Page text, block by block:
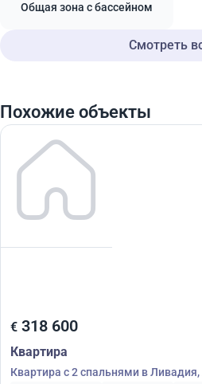
Общая зона с бассейном
Смотреть
Похожие объекты
€ 318 600
Квартира
Квартира с 2 спальнями в